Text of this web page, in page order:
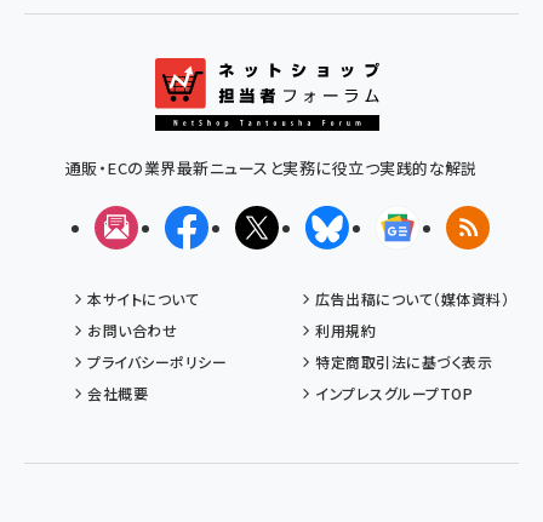
通販・ECの業界最新ニュースと実務に役立つ実践的な解説
メルマガFacebookX(エックス)BlueskyGoogleニュ
RSS
本サイトについて
広告出稿について（媒体資料）
お問い合わせ
利用規約
プライバシーポリシー
特定商取引法に基づく表示
会社概要
インプレスグループTOP